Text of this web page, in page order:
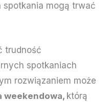
spotkania mogą trwać
trudność
spotkaniach
rozwiązaniem może
weekendowa, którą